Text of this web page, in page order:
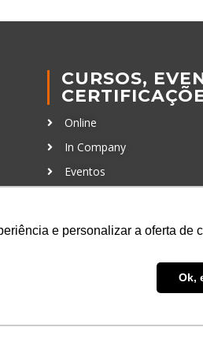
e personalizar a oferta
Ok,
CURSOS,
Online
In Company
Eventos